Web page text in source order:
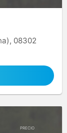
08302
PRECIO